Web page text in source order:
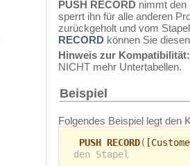
PUSH RECORD nimmt den
sperrt ihn für alle anderen
zurückgeholt und vom
RECORD können Sie
Hinweis zur Kompatibilität:
NICHT mehr Untertabellen.
Beispiel
Folgendes Beispiel legt den
PUSH RECORD(
den Stapel